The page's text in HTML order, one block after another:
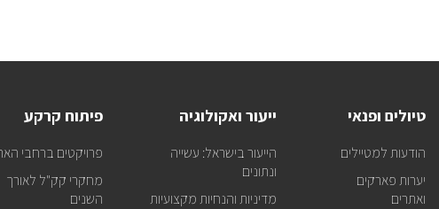
טיולים ופנאי
הודעות למטיילים
יערות פארקים
ואתרים
ייעור ואקולוגיה
הייעור בישראל: עשייה
ונתונים
מדיניות והנחיות מקצועיות
פיתוח קרקע
פרויקטים ברחבי
מחקרי קק"ל לאורך
השנים